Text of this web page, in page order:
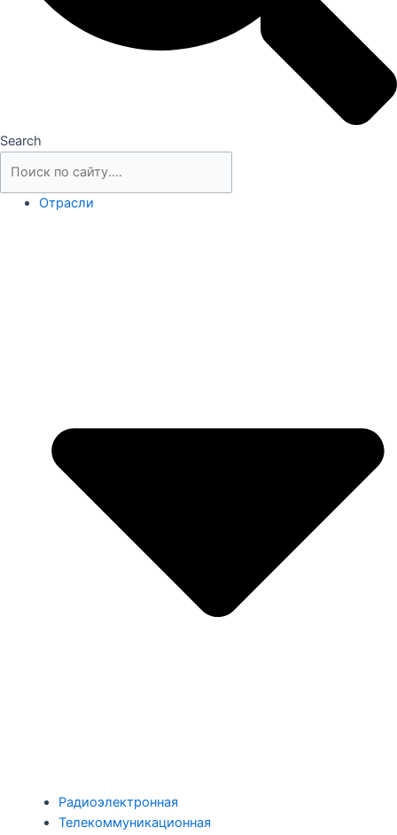
Search
Отрасли
Радиоэлектронная
Телекоммуникационная